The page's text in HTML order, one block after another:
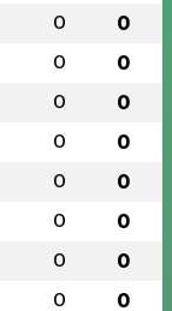
0 0
0 0
0 0
0 0
0 0
0 0
0 0
0 0